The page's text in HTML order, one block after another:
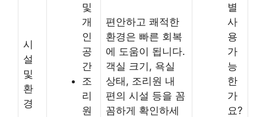
시
설
및
환
경
및
개
인
공
간
조
리
원
편안하고 쾌적한
환경은 빠른 회복
에 도움이 됩니다.
객실 크기, 욕실
상태, 조리원 내
편의 시설 등을 꼼
꼼하게 확인하세
별
사
용
가
능
한
가
요?